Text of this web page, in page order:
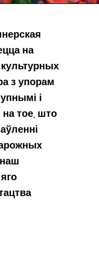
на
з упорам
і
тое, што